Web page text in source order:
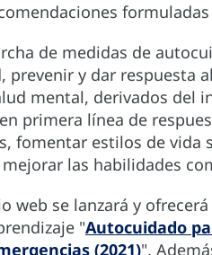
de medidas de
prevenir y dar respuesta
mental, derivados del
primera línea de
fomentar estilos de
las habilidades
web se lanzará y
"Autocuidado
(2021)".